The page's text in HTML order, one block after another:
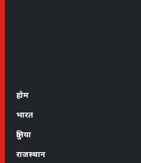
होम
भारत
दुनिया
राजस्थान